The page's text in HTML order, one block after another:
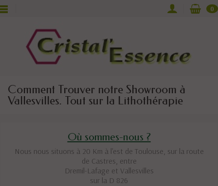
0
Comment Trouver notre Showroom à
Vallesvilles. Tout sur la Lithothérapie
Où sommes-nous ?
Nous nous situons à 20 Km à l'est de Toulouse, sur la route
de Castres, entre
Dremil-Lafage et Vallesvilles
sur la D 826